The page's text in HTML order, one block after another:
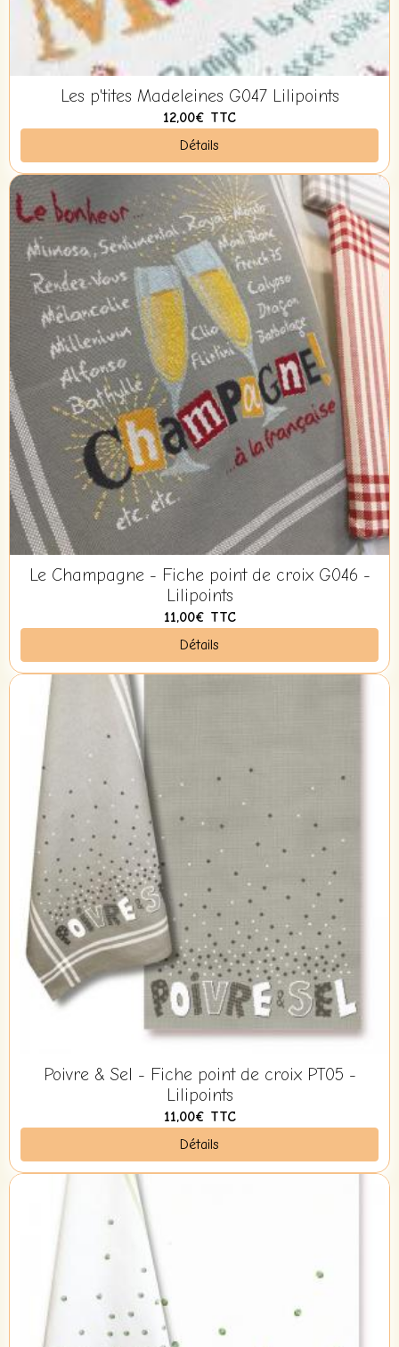
Les p'tites Madeleines G047 Lilipoints
12,00€ TTC
Détails
Le Champagne - Fiche point de croix G046 -
Lilipoints
11,00€ TTC
Détails
Poivre & Sel - Fiche point de croix PT05 -
Lilipoints
11,00€ TTC
Détails